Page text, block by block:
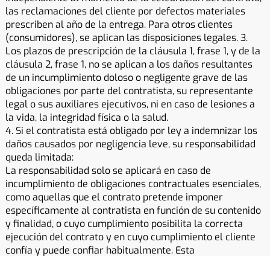
las reclamaciones del cliente por defectos materiales
prescriben al año de la entrega. Para otros clientes
(consumidores), se aplican las disposiciones legales. 3.
Los plazos de prescripción de la cláusula 1, frase 1, y de la
cláusula 2, frase 1, no se aplican a los daños resultantes
de un incumplimiento doloso o negligente grave de las
obligaciones por parte del contratista, su representante
legal o sus auxiliares ejecutivos, ni en caso de lesiones a
la vida, la integridad física o la salud.
4. Si el contratista está obligado por ley a indemnizar los
daños causados ​​por negligencia leve, su responsabilidad
queda limitada:
La responsabilidad solo se aplicará en caso de
incumplimiento de obligaciones contractuales esenciales,
como aquellas que el contrato pretende imponer
específicamente al contratista en función de su contenido
y finalidad, o cuyo cumplimiento posibilita la correcta
ejecución del contrato y en cuyo cumplimiento el cliente
confía y puede confiar habitualmente. Esta